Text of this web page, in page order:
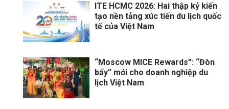
ITE HCMC 2026: Hai thập kỷ kiến
tạo nền tảng xúc tiến du lịch quốc
tế của Việt Nam
“Moscow MICE Rewards”: “Đòn
bẩy” mới cho doanh nghiệp du
lịch Việt Nam